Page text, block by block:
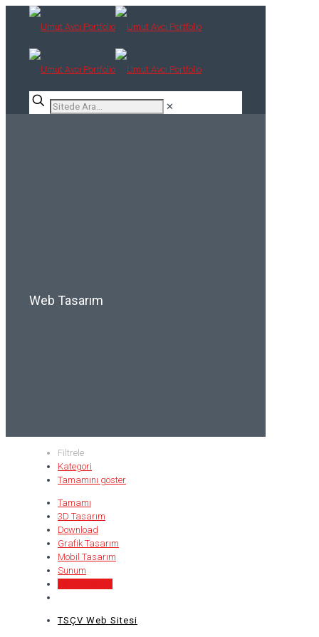
✕
Web Tasarım
Filtrele
Kategori
Tamamını göster
Tamamı
3D Tasarım
Download
Grafik Tasarım
Mobil Tasarım
Sunum
TSÇV Web Sitesi